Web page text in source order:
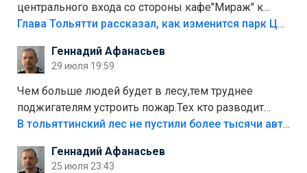
центрального входа со стороны кафе"Мираж" к
аттракционам слабо доделать?А то бордюры
лежала в парке и испортилась.Да еще,видимо,часть
украли.
Глава Тольятти рассказал, как изменится парк Центрального района
Геннадий Афанасьев
29 июля 19:59
Чем больше людей будет в лесу,тем труднее
поджигателям устроить пожар.Тех кто разводит
костры,тех надо безбожно штрафовать.Камер полно
Штрафы мизерные.
В тольяттинский лес не пустили более тысячи автомобилей
Геннадий Афанасьев
25 июля 23:43